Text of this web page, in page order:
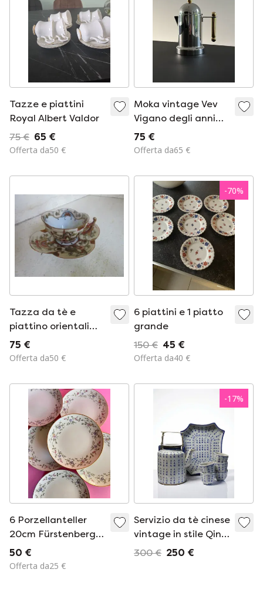
Tazze e piattini
Royal Albert Valdor
75 € 65 €
Offerta da50 €
Moka vintage Vev
Vigano degli anni
'80 in acciaio inox e
oro, mai usata.
75 €
Offerta da65 €
Tazza da tè e
piattino orientali
antichi, rossi e
dorati,
fondo.
75 €
Offerta da50 €
-70%
6 piattini e 1 piatto
grande
150 € 45 €
Offerta da40 €
6 Porzellanteller
20cm Fürstenberg
Landhaus Gräfin
Streublumen
50 €
Offerta da25 €
-17%
Servizio da tè cinese
vintage in stile Qing
con porcellana
300 € 250 €